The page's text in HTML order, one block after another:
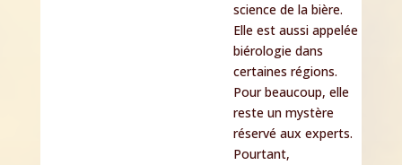
science de la bière.
Elle est aussi appelée
biérologie dans
certaines régions.
Pour beaucoup, elle
reste un mystère
réservé aux experts.
Pourtant,